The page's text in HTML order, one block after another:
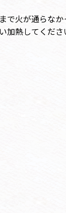
で火が通らな
加熱してくださ